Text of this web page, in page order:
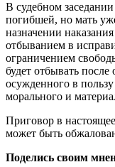
В судебном
погибшей, но мать
назначении
отбыванием в
ограничением
будет отбывать
осужденного в
морального и
Приговор в
может быть
Поделись своим